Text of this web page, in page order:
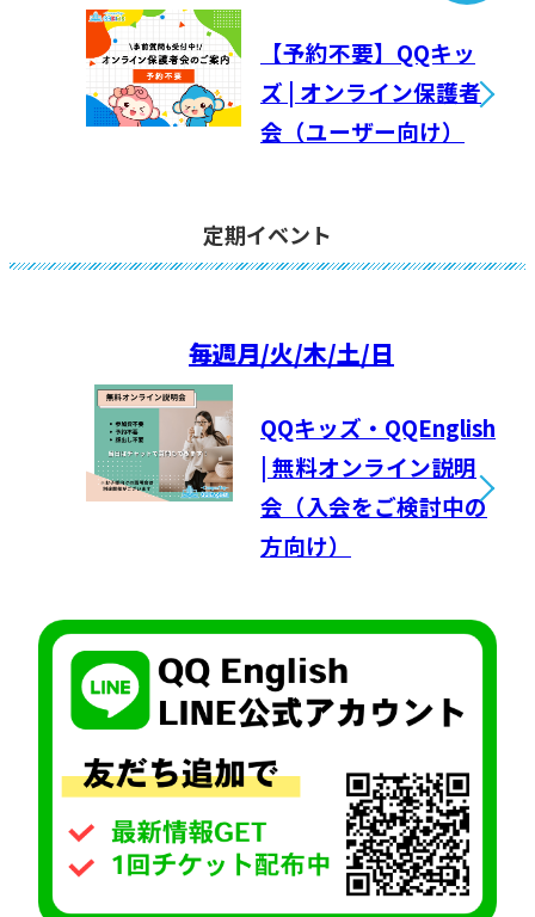
【予約不要】QQキッ
ズ | オンライン保護者
会（ユーザー向け）
定期イベント
毎週月/火/木/土/日
QQキッズ・QQEnglish
| 無料オンライン説明
会（入会をご検討中の
方向け）